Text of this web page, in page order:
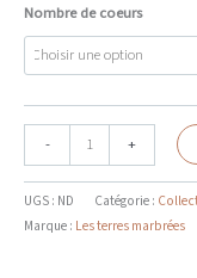
Nombre de coeurs
-
de
Assiette
à
dessert
+
UGS : ND Catégorie :
Marque : Les terres marbrées